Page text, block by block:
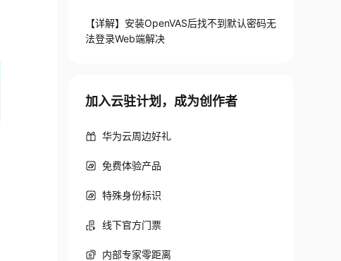
【详解】安装OpenVAS后找不到默认密码无
法登录Web端解决
加入云驻计划，成为创作者
华为云周边好礼
免费体验产品
特殊身份标识
线下官方门票
内部专家零距离